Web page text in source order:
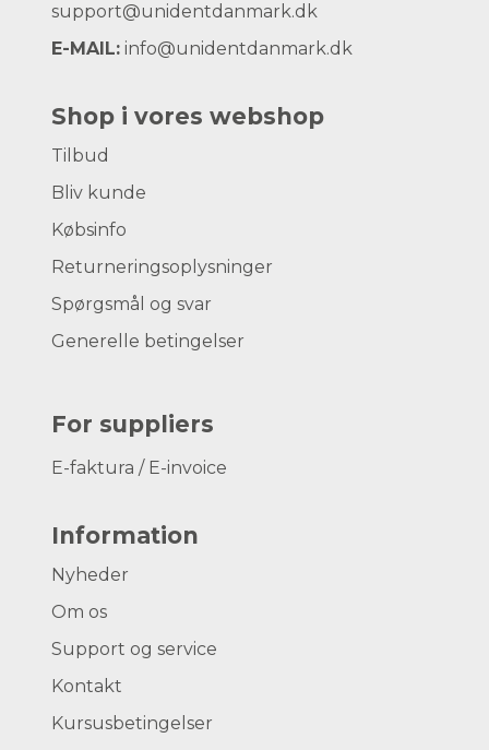
support@unidentdanmark.dk
E-MAIL: info@unidentdanmark.dk
Shop i vores webshop
Tilbud
Bliv kunde
Købsinfo
Returneringsoplysninger
Spørgsmål og svar
Generelle betingelser
For suppliers
E-faktura / E-invoice
Information
Nyheder
Om os
Support og service
Kontakt
Kursusbetingelser